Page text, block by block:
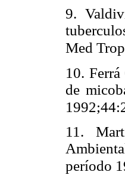
9.
Med
10.
de
11.
período